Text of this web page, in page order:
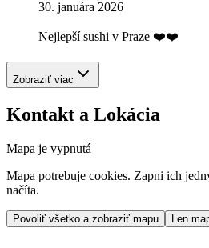
30. januára 2026
Nejlepší sushi v Praze ❤️❤️
Zobraziť viac
Kontakt a Lokácia
Mapa je vypnutá
Mapa potrebuje cookies. Zapni ich
načíta.
Povoliť všetko a zobraziť mapu Len